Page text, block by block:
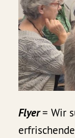
Flyer= Wir